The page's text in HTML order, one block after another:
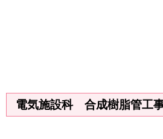
電気施設科 合成樹脂管工